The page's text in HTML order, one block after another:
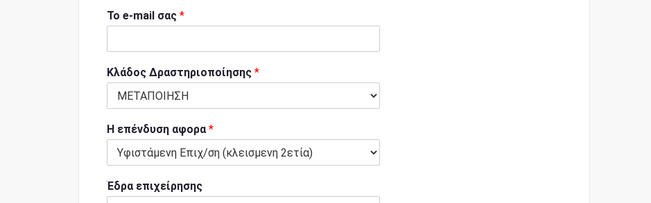
Το e-mail σας *
Κλάδος Δραστηριοποίησης *
Η επένδυση αφορα *
Έδρα επιχείρησης